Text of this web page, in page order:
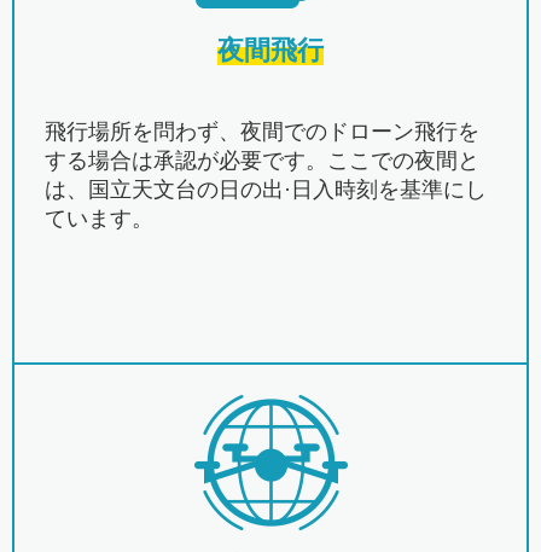
夜間飛行
飛行場所を問わず、夜間でのドローン飛行を
する場合は承認が必要です。ここでの夜間と
は、国立天文台の日の出·日入時刻を基準にし
ています。